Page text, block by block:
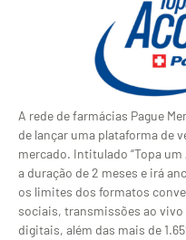
A rede de farmácias Pague
de lançar uma plataforma de
mercado. Intitulado “Topa
a duração de 2 meses e irá
os limites dos formatos
sociais, transmissões ao
digitais, além das mais de